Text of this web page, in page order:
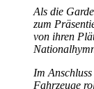
Als die
zum
von ihren
Im
Fahrzeuge